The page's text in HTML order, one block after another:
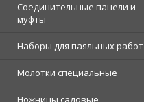
Соединительные панели и
муфты
Наборы для паяльных работ
Молотки специальные
Ножницы садовые